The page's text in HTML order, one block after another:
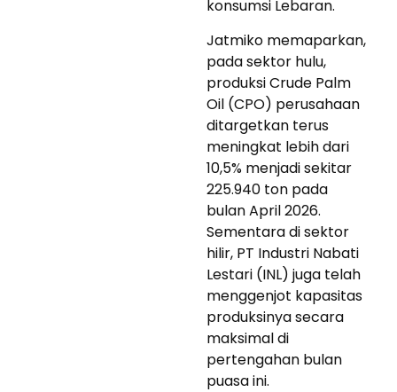
konsumsi Lebaran.
Jatmiko memaparkan,
pada sektor hulu,
produksi Crude Palm
Oil (CPO) perusahaan
ditargetkan terus
meningkat lebih dari
10,5% menjadi sekitar
225.940 ton pada
bulan April 2026.
Sementara di sektor
hilir, PT Industri Nabati
Lestari (INL) juga telah
menggenjot kapasitas
produksinya secara
maksimal di
pertengahan bulan
puasa ini.